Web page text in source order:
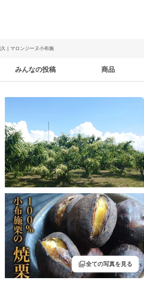
久 | マロンジーヌ小布施
みんなの投稿 商品
filter全ての写真を見る